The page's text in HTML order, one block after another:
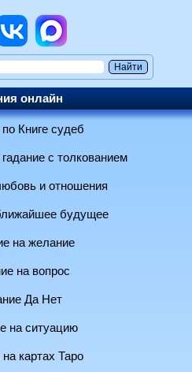
онлайн
по Книге судеб
с толкованием
и отношения
будущее
на желание
на вопрос
Да Нет
на ситуацию
на картах Таро